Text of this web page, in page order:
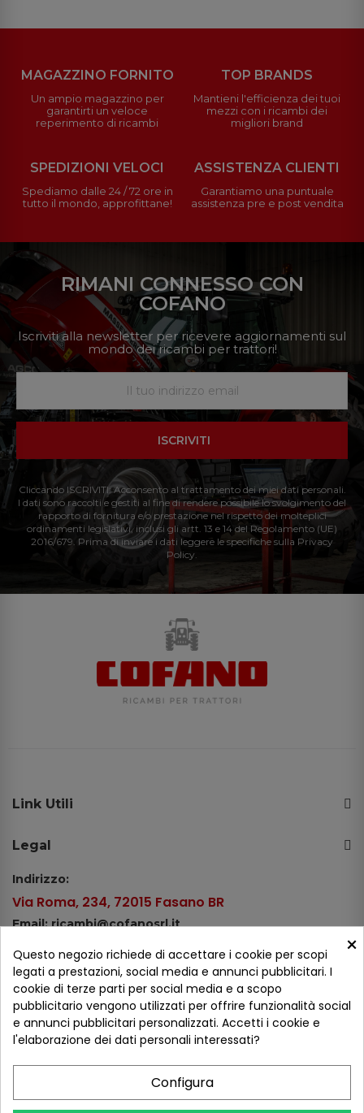
MAGAZZINO FORNITO
Un ampio magazzino per
garantirti un veloce
reperimento di ricambi
TOP BRANDS
Mantieni l'efficienza dei tuoi
mezzi con i ricambi dei
migliori brand
SPEDIZIONI VELOCI
Spediamo dalle 24 / 72 ore in
tutto il mondo, approfittane!
ASSISTENZA CLIENTI
Garantiamo una puntuale
assistenza pre e post vendita
RIMANI CONNESSO CON
COFANO
Iscriviti alla newsletter per ricevere aggiornamenti sul
mondo dei ricambi per trattori!
ISCRIVITI
Cliccando ISCRIVITI: Acconsento al trattamento dei miei dati personali.
I dati sono raccolti e gestiti al fine di rendere possibile lo svolgimento del
rapporto di fornitura e/o prestazione nel rispetto dei molteplici
ordinamenti legislativi, inclusi gli artt. 13 e 14 del Regolamento (UE)
2016/679. Prima di inviare i dati leggere le specifiche sulla Privacy
Policy.
Link Utili
Legal
Indirizzo:
Via Roma, 234, 72015 Fasano BR
Email: ricambi@cofanosrl.it
Tel.: +39 080 44 13 478
WhatsApp: +39 334 98 51 100
Metodi di pagamento
×
Questo negozio richiede di accettare i cookie per scopi
legati a prestazioni, social media e annunci pubblicitari. I
cookie di terze parti per social media e a scopo
pubblicitario vengono utilizzati per offrire funzionalità social
e annunci pubblicitari personalizzati. Accetti i cookie e
l'elaborazione dei dati personali interessati?
Configura